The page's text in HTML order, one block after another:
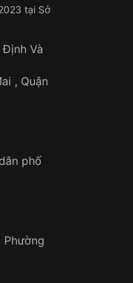
tại Sở
Định Và
, Quận
phố
Phường